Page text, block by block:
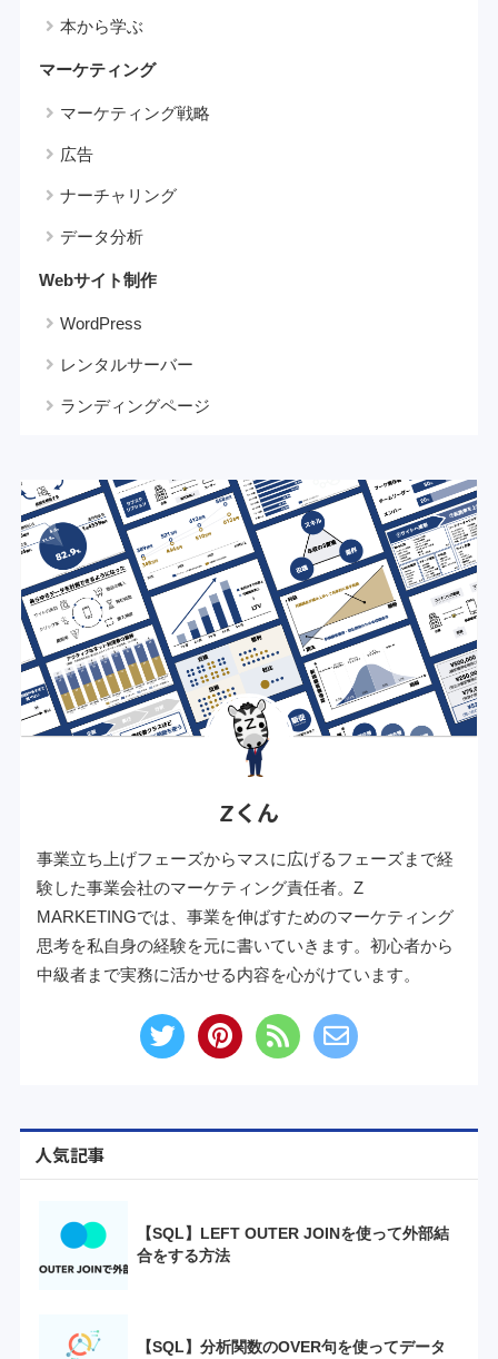
本から学ぶ
マーケティング
マーケティング戦略
広告
ナーチャリング
データ分析
Webサイト制作
WordPress
レンタルサーバー
ランディングページ
Zくん
事業立ち上げフェーズからマスに広げるフェーズまで経
験した事業会社のマーケティング責任者。Z
MARKETINGでは、事業を伸ばすためのマーケティング
思考を私自身の経験を元に書いていきます。初心者から
中級者まで実務に活かせる内容を心がけています。
人気記事
【SQL】LEFT OUTER JOINを使って外部結
合をする方法
【SQL】分析関数のOVER句を使ってデータ